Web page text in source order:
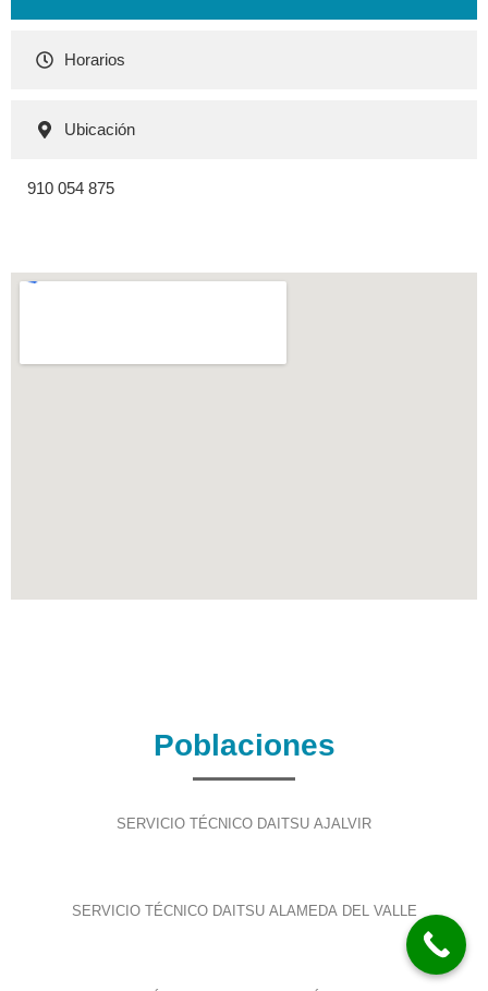
Horarios
Ubicación
910 054 875
Poblaciones
SERVICIO TÉCNICO DAITSU AJALVIR
SERVICIO TÉCNICO DAITSU ALAMEDA DEL VALLE